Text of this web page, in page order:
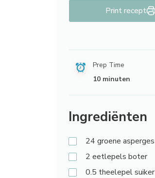
Print recept
Prep Time
10 minuten
Ingrediënten
24 groene asperges
2 eetlepels boter
0.5 theelepelsuiker